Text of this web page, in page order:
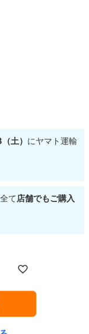
土） にヤマト運輸
て店舗でもご購入